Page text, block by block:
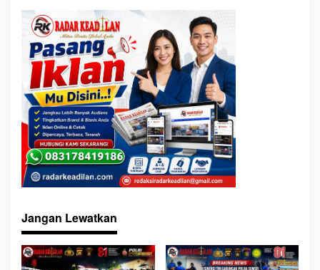
Juta Rumah
Jangan Lewatkan